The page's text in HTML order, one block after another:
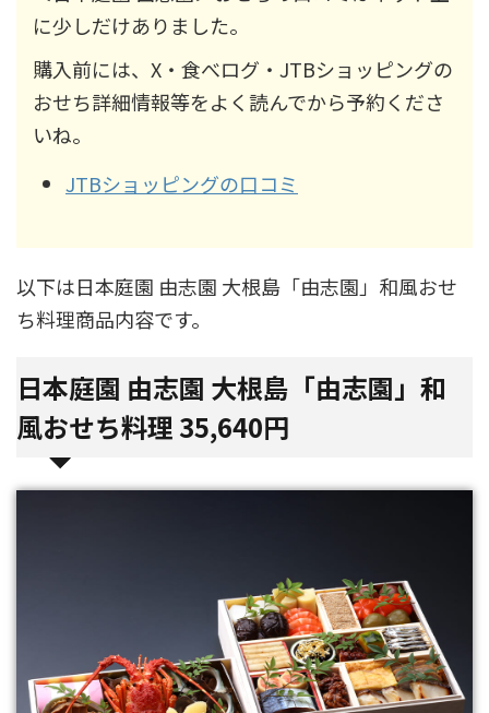
に少しだけありました。
購入前には、X・食べログ・JTBショッピングの
おせち詳細情報等をよく読んでから予約くださ
いね。
JTBショッピングの口コミ
以下は日本庭園 由志園 大根島「由志園」和風おせ
ち料理商品内容です。
日本庭園 由志園 大根島「由志園」和
風おせち料理 35,640円